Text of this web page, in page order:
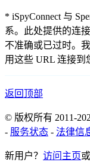
* iSpyConnect 与
系。此处提供的连
不准确或已过时。
用这些 URL 连接到
返回顶部
© 版权所有 2011-
- 服务状态 - 法律信
新用户？ 访问主页